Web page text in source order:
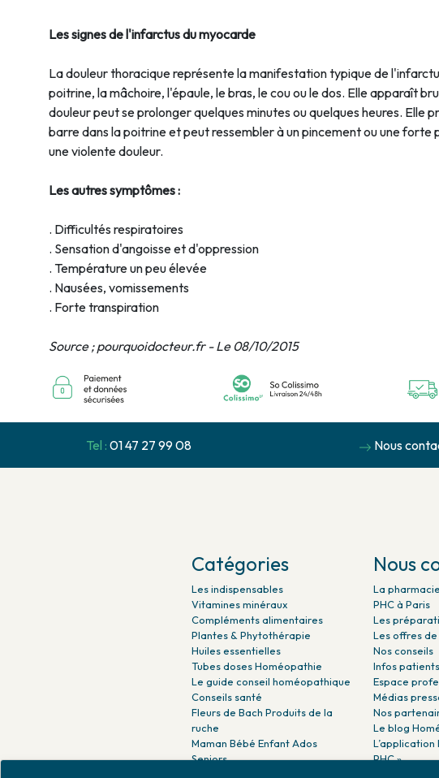
Les signes de l'infarctus du myocarde
La douleur thoracique représente la manifestation typique de
poitrine, la mâchoire, l'épaule, le bras, le cou ou le dos. Elle apparaît
douleur peut se prolonger quelques minutes ou quelques heures. Elle
barre dans la poitrine et peut ressembler à un pincement ou une forte
une violente douleur.
Les autres symptômes :
. Difficultés respiratoires
. Sensation d'angoisse et d'oppression
. Température un peu élevée
. Nausées, vomissements
. Forte transpiration
Source ; pourquoidocteur.fr - Le 08/10/2015
Tel : 01 47 27 99 08 Nous
Catégories
Les indispensables
Vitamines minéraux
Compléments alimentaires
Plantes & Phytothérapie
Huiles essentielles
Tubes doses Homéopathie
Le guide conseil homéopathique
Conseils santé
Fleurs de Bach Produits de la
ruche
Maman Bébé Enfant Ados
Seniors
Nous
La
PHC à Paris
Les
Les offres
Nos conseils
Infos patients
Espace
Médias
Nos
Le blog
PHC »